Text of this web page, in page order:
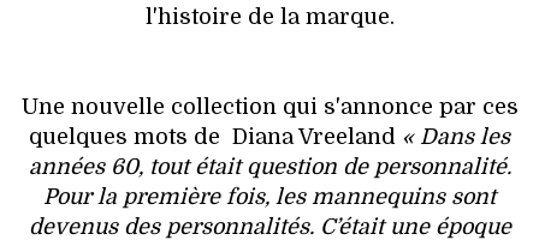
DÉCO
VOYAGES & LOISIRS
l'histoire de la marque.
Une nouvelle collection qui s'annonce par ces
quelques mots de Diana Vreeland « Dans les
années 60, tout était question de personnalité.
Pour la première fois, les mannequins sont
devenus des personnalités. C’était une époque